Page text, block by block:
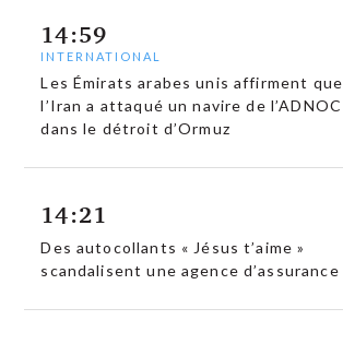
14:59
INTERNATIONAL
Les Émirats arabes unis affirment que
l’Iran a attaqué un navire de l’ADNOC
dans le détroit d’Ormuz
14:21
Des autocollants « Jésus t’aime »
scandalisent une agence d’assurance